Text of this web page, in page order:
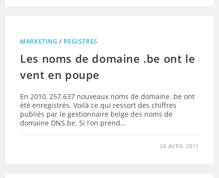
MARKETING / REGISTRES
Les noms de domaine .be ont le
vent en poupe
En 2010, 257.637 nouveaux noms de domaine .be ont
été enregistrés. Voilà ce qui ressort des chiffres
publiés par le gestionnaire belge des noms de
domaine DNS.be. Si l’on prend…
26 AVRIL 2011